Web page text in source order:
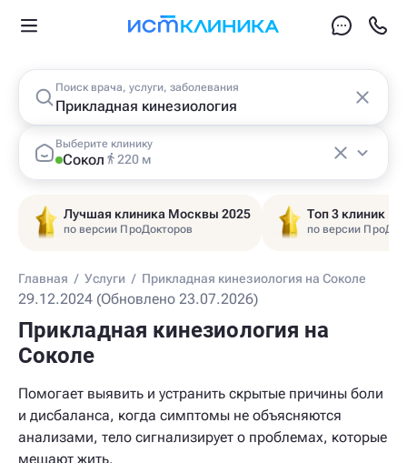
Поиск врача, услуги, заболевания
Выберите клинику
Сокол 220 м
Лучшая клиника Москвы 2025
по версии ПроДокторов
Топ 3 клиник
по версии
Главная / Услуги / Прикладная кинезиология на Соколе
29.12.2024 (Обновлено 23.07.2026)
Прикладная кинезиология на
Соколе
Помогает выявить и устранить скрытые причины боли
и дисбаланса, когда симптомы не объясняются
анализами, тело сигнализирует о проблемах, которые
мешают жить.